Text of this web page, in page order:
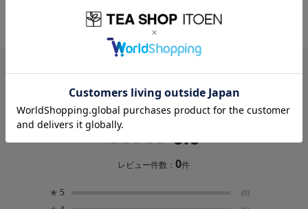
200ml 約80℃
レビュー
0.0
レビュー件数：0件
★ 5 (0)